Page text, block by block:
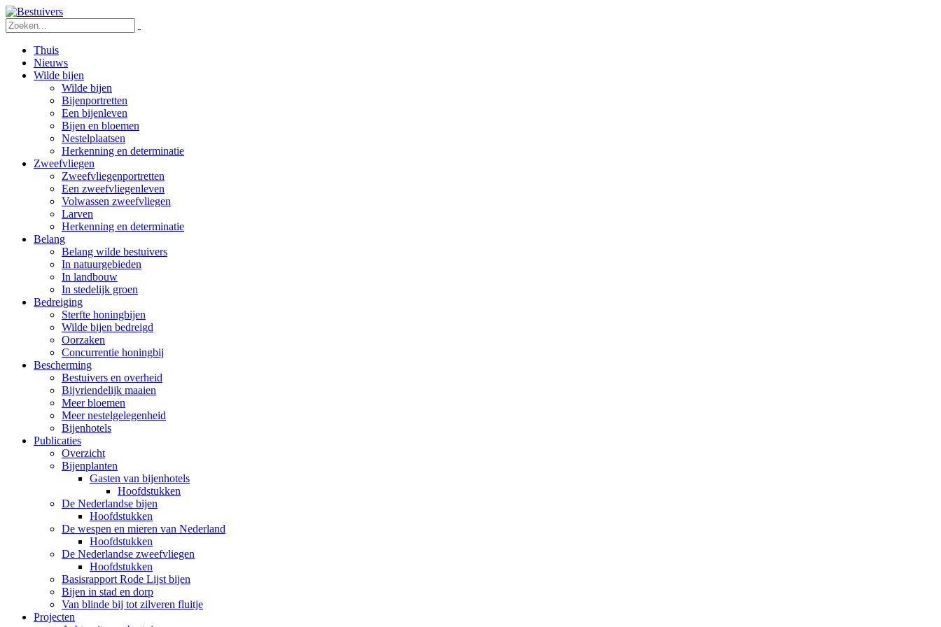
Thuis
Nieuws
Wilde bijen
Wilde bijen
Bijenportretten
Een bijenleven
Bijen en bloemen
Nestelplaatsen
Herkenning en determinatie
Zweefvliegen
Zweefvliegenportretten
Een zweefvliegenleven
Volwassen zweefvliegen
Larven
Herkenning en determinatie
Belang
Belang wilde bestuivers
In natuurgebieden
In landbouw
In stedelijk groen
Bedreiging
Sterfte honingbijen
Wilde bijen bedreigd
Oorzaken
Concurrentie honingbij
Bescherming
Bestuivers en overheid
Bijvriendelijk maaien
Meer bloemen
Meer nestelgelegenheid
Bijenhotels
Publicaties
Overzicht
Bijenplanten
Gasten van bijenhotels
Hoofdstukken
De Nederlandse bijen
Hoofdstukken
De wespen en mieren van Nederland
Hoofdstukken
De Nederlandse zweefvliegen
Hoofdstukken
Basisrapport Rode Lijst bijen
Bijen in stad en dorp
Van blinde bij tot zilveren fluitje
Projecten